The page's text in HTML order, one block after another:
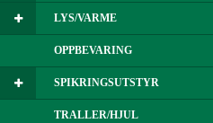
LYS/VARME
OPPBEVARING
SPIKRINGSUTSTYR
TRALLER/HJUL